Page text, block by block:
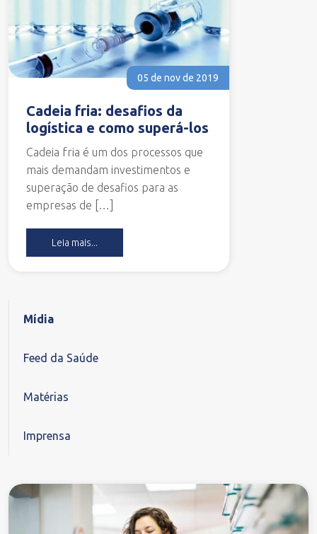
Mídia
Feed da Saúde
Matérias
Imprensa
05 de nov de 2019
Cadeia fria: desafios da
logística e como superá-los
Cadeia fria é um dos processos que
mais demandam investimentos e
superação de desafios para as
empresas de […]
Leia mais...